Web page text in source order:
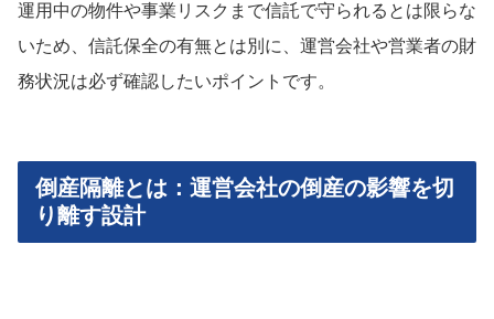
運用中の物件や事業リスクまで信託で守られるとは限らな
いため、信託保全の有無とは別に、運営会社や営業者の財
務状況は必ず確認したいポイントです。
倒産隔離とは：運営会社の倒産の影響を切
り離す設計